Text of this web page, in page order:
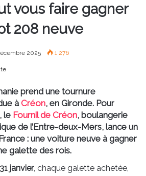
vous faire gagner
208 neuve
2025 1 276
prend une tournure
à Créon, en Gironde. Pour
le Fournil de Créon, boulangerie
de l’Entre-deux-Mers, lance un
: une voiture neuve à gagner
galette des rois.
janvier, chaque galette achetée,